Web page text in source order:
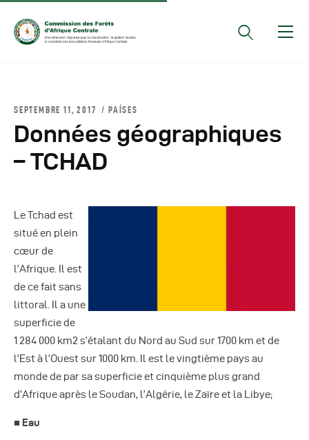
Conseils Des Ministres
Comptes Rendus De
Réunions Sous-
Rapports
Publications
Réunions Réseaux
CEFDHAC
Autres Publications
SEPTEMBRE 11, 2017 PAÍSES
Données géographiques
– TCHAD
Le Tchad est
situé en plein
cœur de
l’Afrique. Il est
de ce fait sans
littoral. Il a une
superficie de
1 284 000 km2 s’étalant du Nord au Sud sur 1700 km et de
l’Est à l’Ouest sur 1000 km. Il est le vingtième pays au
monde de par sa superficie et cinquième plus grand
d’Afrique après le Soudan, l’Algérie, le Zaïre et la Libye;
■ Eau